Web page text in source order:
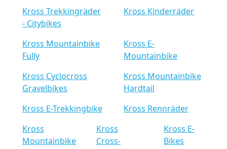
Kross Trekkingräder
- Citybikes
Kross Kinderräder
Kross Mountainbike
Fully
Kross E-
Mountainbike
Kross Cyclocross
Gravelbikes
Kross Mountainbike
Hardtail
Kross E-Trekkingbike
Kross Rennräder
Kross
Mountainbike
Kross
Cross-
Kross E-
Bikes